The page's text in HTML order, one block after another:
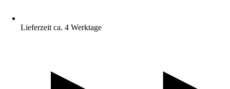
Lieferzeit ca. 4 Werktage